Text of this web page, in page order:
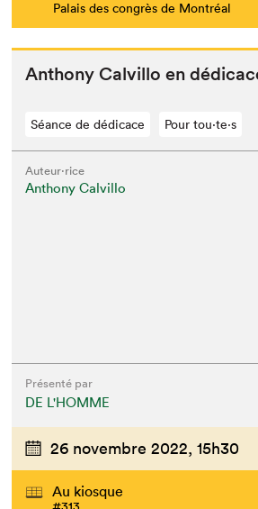
Palais des congrès de Montréal
Antho­ny Calvil­lo en
Séance de dédicace Pour tou⋅te⋅s
Auteur·rice
Anthony Calvillo
Présenté par
DE L'HOMME
26 novembre 2022, 15h30
Au kiosque